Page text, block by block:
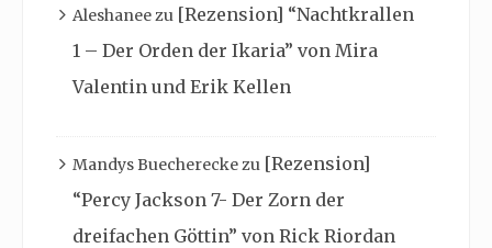
Aleshaneezu [Rezension] “Nachtkrallen
1 – Der Orden der Ikaria” von Mira
Valentin und Erik Kellen
Mandys Buechereckezu [Rezension]
“Percy Jackson 7- Der Zorn der
dreifachen Göttin” von Rick Riordan